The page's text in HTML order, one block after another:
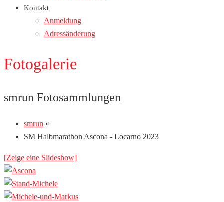
Kontakt
Anmeldung
Adressänderung
Fotogalerie
smrun Fotosammlungen
smrun »
SM Halbmarathon Ascona - Locarno 2023
[Zeige eine Slideshow]